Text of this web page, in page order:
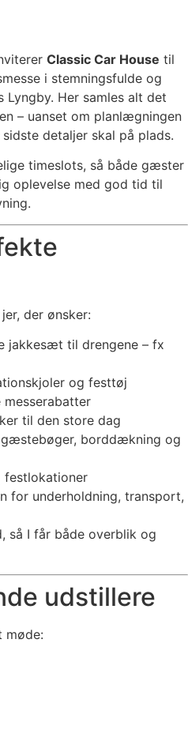
Classic Car House til
i stemningsfulde og
Lyngby. Her samles alt det
– uanset om planlægningen
detaljer skal på plads.
timeslots, så både gæster
oplevelse med god tid til
der ønsker:
jakkesæt til drengene – fx
og festtøj
til den store dag
borddækning og
festlokationer
for underholdning, transport,
så I får både overblik og
udstillere
møde: